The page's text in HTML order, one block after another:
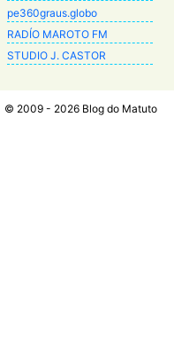
pe360graus.globo
RADÍO MAROTO FM
STUDIO J. CASTOR
© 2009 - 2026 Blog do Matuto